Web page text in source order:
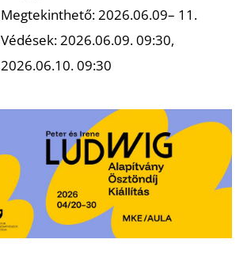
Megtekinthető: 2026.06.09– 11.
Védések: 2026.06.09. 09:30,
2026.06.10. 09:30